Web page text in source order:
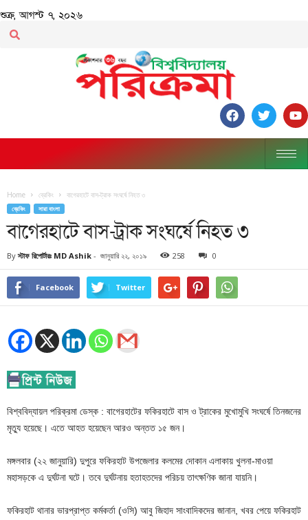
শুক্র, আগস্ট ৭, ২০২৬
Home ব্রেকিং বাগেরহাটে বাস-ট্রাক সংঘর্ষে নিহত ৩
ব্রেকিং সারা বাংলা
বাগেরহাটে বাস-ট্রাক সংঘর্ষে নিহত ৩
By স্টাফ রিপোর্টারঃ MD Ashik - জানুয়ারি ২২, ২০১৯ 258 0
Facebook Twitter
বিশ্ববিদ্যায়ল পরিক্রমা ডেস্ক : বাগেরহাটের ফকিরহাটে বাস ও ট্রাকের মুখোমুখি সংঘর্ষে তিনজনের
মৃত্যু হয়েছে। এতে আহত হয়েছেন আরও অন্তত ১৫ জন।
মঙ্গলবার (২২ জানুয়ারি) দুপুরে ফকিরহাট উপজেলার কলমের দোকান এলাকায় খুলনা-মাওয়া
মহাসড়কে এ দুর্ঘটনা ঘটে। তবে দুর্ঘটনায় হতাহতদের পরিচয় তাৎক্ষণিক জানা যায়নি।
ফকিরহাট থানার ভারপ্রাপ্ত কর্মকর্তা (ওসি) আবু জিহাদ সাংবাদিকদের জানান, খবর পেয়ে ফকিরহাট